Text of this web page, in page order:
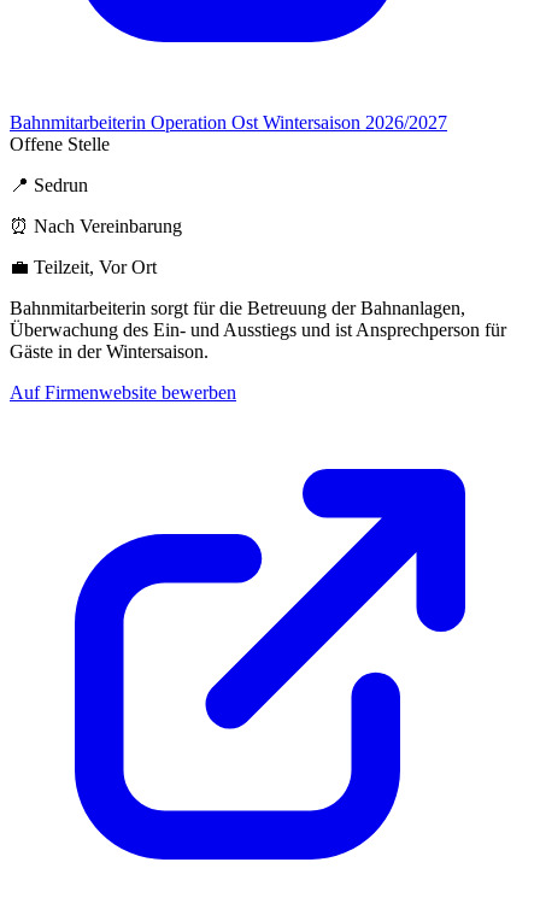
Bahnmitarbeiterin Operation Ost Wintersaison 2026/2027
Offene Stelle
📍 Sedrun
⏰ Nach Vereinbarung
💼 Teilzeit, Vor Ort
Bahnmitarbeiterin sorgt für die Betreuung der Bahnanlagen,
Überwachung des Ein- und Ausstiegs und ist Ansprechperson für
Gäste in der Wintersaison.
Auf Firmenwebsite bewerben